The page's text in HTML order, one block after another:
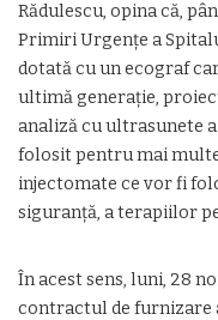
Rădulescu, opina că,
Primiri Urgenţe a
dotată cu un ecograf
ultimă generaţie,
analiză cu ultrasunete
folosit pentru mai
injectomate ce vor fi
siguranţă, a terapiilor
În acest sens, luni, 28
contractul de furnizare